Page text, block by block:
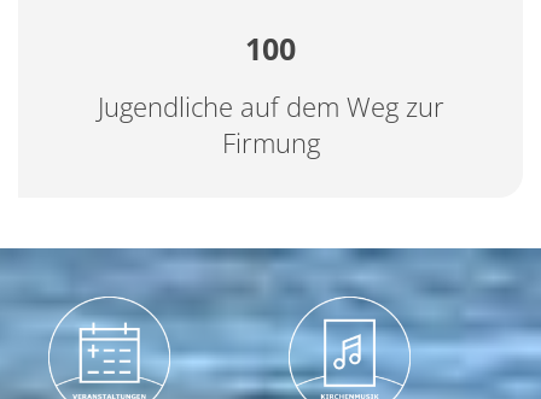
100
Jugendliche auf dem Weg zur
Firmung